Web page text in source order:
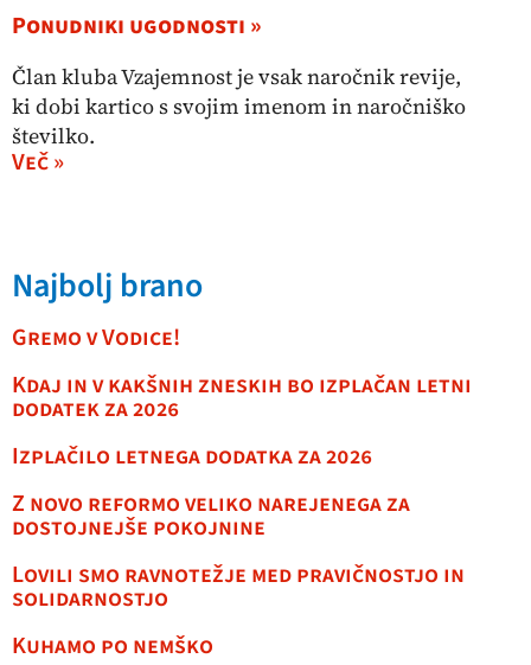
Ponudniki ugodnosti »
Član kluba Vzajemnost je vsak naročnik revije,
ki dobi kartico s svojim imenom in naročniško
številko.
Več »
Najbolj brano
Gremo v Vodice!
Kdaj in v kakšnih zneskih bo izplačan letni
dodatek za 2026
Izplačilo letnega dodatka za 2026
Z novo reformo veliko narejenega za
dostojnejše pokojnine
Lovili smo ravnotežje med pravičnostjo in
solidarnostjo
Kuhamo po nemško